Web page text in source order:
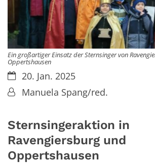
Ein großartiger Einsatz der Sternsinger von
Oppertshausen
Datum:20. Jan. 2025
Von:Manuela Spang/red.
Sternsingeraktion in
Ravengiersburg und
Oppertshausen